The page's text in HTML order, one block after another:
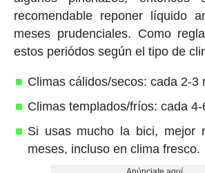
recomendable reponer líquido
meses prudenciales. Como
estos periódos según el tipo de
Climas cálidos/secos: cada 2-3
Climas templados/fríos: cada
Si usas mucho la bici, mejor
meses, incluso en clima fresco.